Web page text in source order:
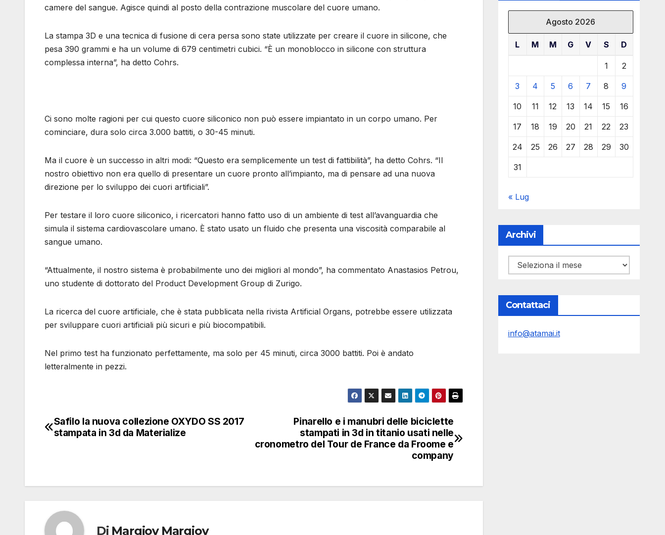
camere del sangue. Agisce quindi al posto della contrazione muscolare del cuore umano.
La stampa 3D e una tecnica di fusione di cera persa sono state utilizzate per creare il cuore in silicone, che
pesa 390 grammi e ha un volume di 679 centimetri cubici. “È un monoblocco in silicone con struttura
complessa interna”, ha detto Cohrs.
Ci sono molte ragioni per cui questo cuore siliconico non può essere impiantato in un corpo umano. Per
cominciare, dura solo circa 3.000 battiti, o 30-45 minuti.
Ma il cuore è un successo in altri modi: “Questo era semplicemente un test di fattibilità”, ha detto Cohrs. “Il
nostro obiettivo non era quello di presentare un cuore pronto all’impianto, ma di pensare ad una nuova
direzione per lo sviluppo dei cuori artificiali”.
Per testare il loro cuore siliconico, i ricercatori hanno fatto uso di un ambiente di test all’avanguardia che
simula il sistema cardiovascolare umano. È stato usato un fluido che presenta una viscosità comparabile al
sangue umano.
“Attualmente, il nostro sistema è probabilmente uno dei migliori al mondo”, ha commentato Anastasios Petrou,
uno studente di dottorato del Product Development Group di Zurigo.
La ricerca del cuore artificiale, che è stata pubblicata nella rivista Artificial Organs, potrebbe essere utilizzata
per sviluppare cuori artificiali più sicuri e più biocompatibili.
Nel primo test ha funzionato perfettamente, ma solo per 45 minuti, circa 3000 battiti. Poi è andato
letteralmente in pezzi.
Navigazione
Pinarello e i manubri delle biciclette
stampati in 3d in titanio usati nelle
cronometro del Tour de France da Froome e
company
Safilo la nuova collezione OXYDO SS 2017
stampata in 3d da Materialize
Di Margiov Margiov
Agosto 2026
L M M G V S D
1 2
3 4 5 6 7 8 9
10 11 12 13 14 15 16
17 18 19 20 21 22 23
24 25 26 27 28 29 30
31
« Lug
Archivi
Archivi
Contattaci
info@atamai.it